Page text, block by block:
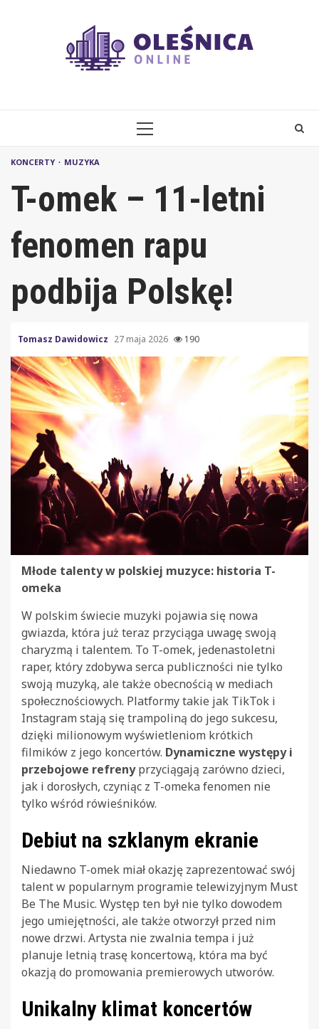
PRIMARY
KONCERTY MUZYKA
T-omek – 11-letni
fenomen rapu
podbija Polskę!
Tomasz Dawidowicz 27 maja 2026 190
Młode talenty w polskiej muzyce: historia T-
omeka
W polskim świecie muzyki pojawia się nowa
gwiazda, która już teraz przyciąga uwagę swoją
charyzmą i talentem. To T-omek, jedenastoletni
raper, który zdobywa serca publiczności nie tylko
swoją muzyką, ale także obecnością w mediach
społecznościowych. Platformy takie jak TikTok i
Instagram stają się trampoliną do jego sukcesu,
dzięki milionowym wyświetleniom krótkich
filmików z jego koncertów. Dynamiczne występy i
przebojowe refrenyprzyciągają zarówno dzieci,
jak i dorosłych, czyniąc z T-omeka fenomen nie
tylko wśród rówieśników.
Debiut na szklanym ekranie
Niedawno T-omek miał okazję zaprezentować swój
talent w popularnym programie telewizyjnym Must
Be The Music. Występ ten był nie tylko dowodem
jego umiejętności, ale także otworzył przed nim
nowe drzwi. Artysta nie zwalnia tempa i już
planuje letnią trasę koncertową, która ma być
okazją do promowania premierowych utworów.
Unikalny klimat koncertów